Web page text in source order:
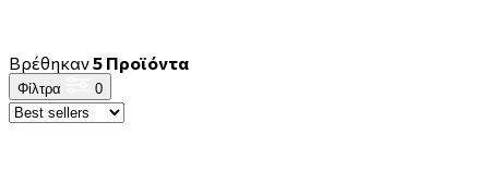
Βρέθηκαν5 Προϊόντα
Φίλτρα 0